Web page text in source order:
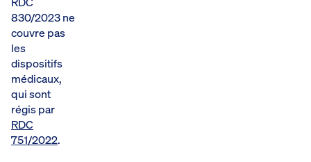
830/2023 ne
couvre pas
les
dispositifs
médicaux,
qui sont
régis par
RDC
751/2022.